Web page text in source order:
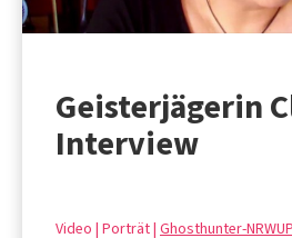
Geisterjägerin
Interview
Video | Porträt | Ghosthunter-